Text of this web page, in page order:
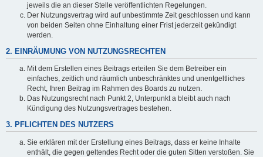
jeweils die an dieser Stelle veröffentlichten Regelungen.
Der Nutzungsvertrag wird auf unbestimmte Zeit geschlossen und kann
von beiden Seiten ohne Einhaltung einer Frist jederzeit gekündigt
werden.
2. EINRÄUMUNG VON NUTZUNGSRECHTEN
Mit dem Erstellen eines Beitrags erteilen Sie dem Betreiber ein
einfaches, zeitlich und räumlich unbeschränktes und unentgeltliches
Recht, Ihren Beitrag im Rahmen des Boards zu nutzen.
Das Nutzungsrecht nach Punkt 2, Unterpunkt a bleibt auch nach
Kündigung des Nutzungsvertrages bestehen.
3. PFLICHTEN DES NUTZERS
Sie erklären mit der Erstellung eines Beitrags, dass er keine Inhalte
enthält, die gegen geltendes Recht oder die guten Sitten verstoßen. Sie